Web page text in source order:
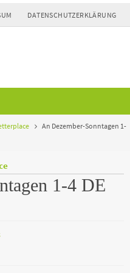
DATENSCHUTZERKLÄRUNG
An Dezember-Sonntagen 1-
1-4 DE